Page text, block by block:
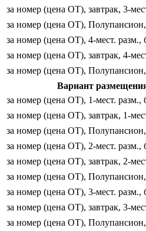
за номер (цена ОТ), завтрак, 3-
за номер (цена ОТ), Полупансион,
за номер (цена ОТ), 4-мест. разм.,
за номер (цена ОТ), завтрак, 4-
за номер (цена ОТ), Полупансион,
Вариант
за номер (цена ОТ), 1-мест. разм.,
за номер (цена ОТ), завтрак, 1-
за номер (цена ОТ), Полупансион,
за номер (цена ОТ), 2-мест. разм.,
за номер (цена ОТ), завтрак, 2-
за номер (цена ОТ), Полупансион,
за номер (цена ОТ), 3-мест. разм.,
за номер (цена ОТ), завтрак, 3-
за номер (цена ОТ), Полупансион,